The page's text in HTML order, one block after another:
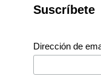
Suscríbete
Dirección de